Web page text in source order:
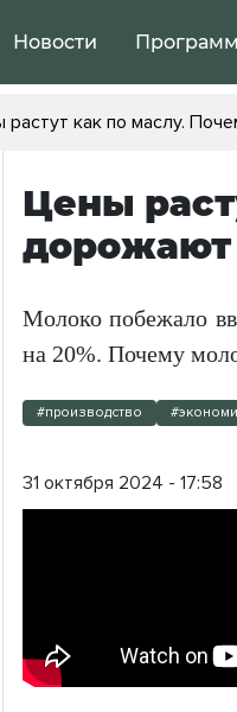
Новости
растут как по маслу.
Цены
Молоко побежало
на 20%. Почему
#производство
31 октября 2024 - 17:58